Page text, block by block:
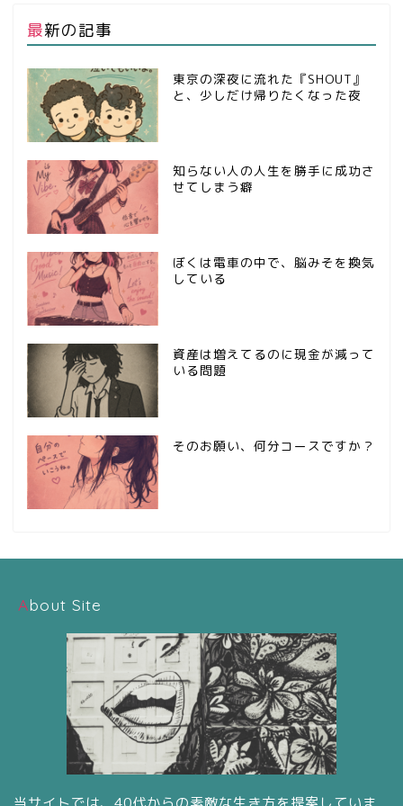
最新の記事
東京の深夜に流れた『SHOUT』
と、少しだけ帰りたくなった夜
知らない人の人生を勝手に成功さ
せてしまう癖
ぼくは電車の中で、脳みそを換気
している
資産は増えてるのに現金が減って
いる問題
そのお願い、何分コースですか？
About Site